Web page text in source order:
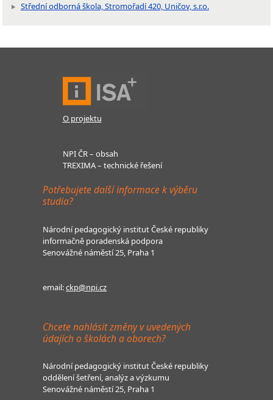
Střední odborná škola, Stromořadí 420, Uničov, s.r.o.
O projektu
NPI ČR – obsah
TREXIMA – technické řešení
Potřebujete další informace k výběru
studia?
Národní pedagogický institut České republiky
informačně poradenská podpora
Senovážné náměstí 25, Praha 1
email:ckp@npi.cz
Chcete nahlásit změny v uvedených
údajích o školách a oborech?
Národní pedagogický institut České republiky
oddělení šetření, analýz a výzkumu
Senovážné náměstí 25, Praha 1